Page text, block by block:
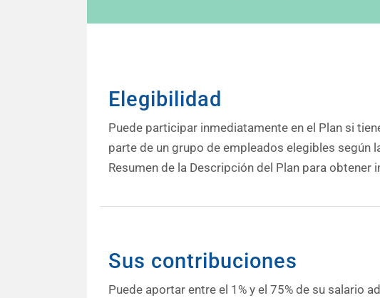
Elegibilidad
Puede participar inmediatamente en el Plan si
parte de un grupo de empleados elegibles según
Resumen de la Descripción del Plan para obtener
Sus contribuciones
Puede aportar entre el 1% y el 75% de su salario